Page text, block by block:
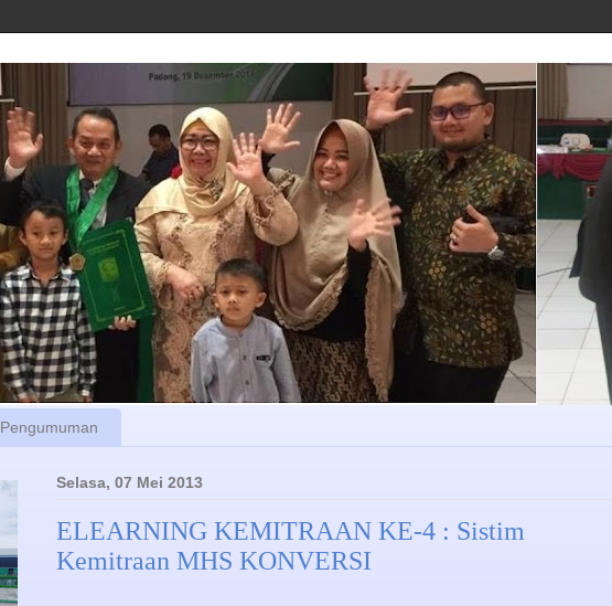
Pengumuman
Selasa, 07 Mei 2013
ELEARNING KEMITRAAN KE-4 : Sistim
Kemitraan MHS KONVERSI